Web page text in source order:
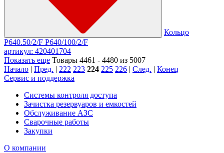
Кольцо
Р640.50/2/F P640/100/2/F
артикул: 420401704
Показать еще Товары 4461 - 4480 из 5007
Начало
Пред. 222 223 224 225 226 След.
Конец
Сервис и поддержка
Системы контроля доступа
Зачистка резервуаров и емкостей
Обслуживание АЗС
Сварочные работы
Закупки
О компании